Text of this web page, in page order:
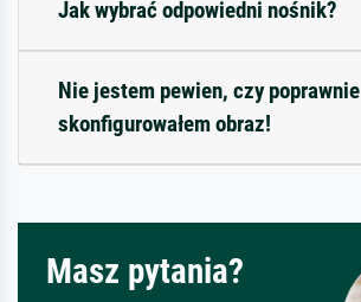
Jak wybrać odpowiedni nośnik?
Nie jestem pewien, czy poprawnie
skonfigurowałem obraz!
Masz pytania?